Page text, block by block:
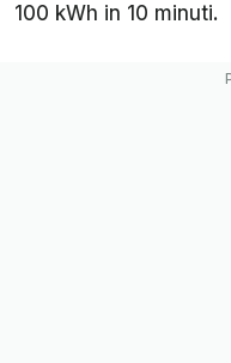
100 kWh in 10 minuti.